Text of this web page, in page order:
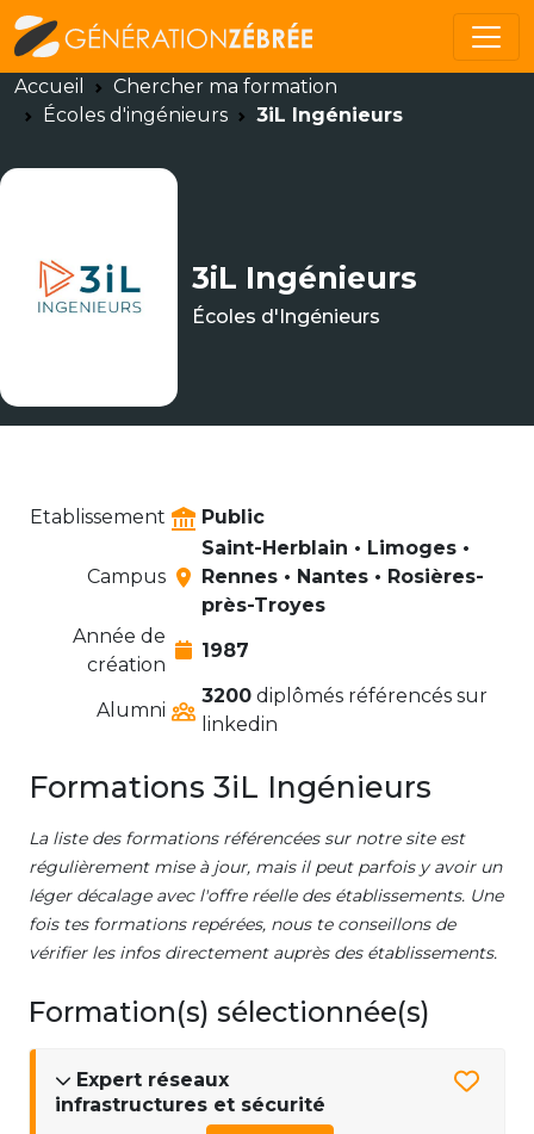
Accueil
Chercher ma formation
Écoles d'ingénieurs
3iL Ingénieurs
3iL Ingénieurs
Écoles d'Ingénieurs
Etablissement Public
Campus
Saint-Herblain • Limoges •
Rennes • Nantes • Rosières-
près-Troyes
Année de
création
1987
Alumni
3200 diplômés référencés sur
linkedin
Formations 3iL Ingénieurs
La liste des formations référencées sur notre site est
régulièrement mise à jour, mais il peut parfois y avoir un
léger décalage avec l'offre réelle des établissements. Une
fois tes formations repérées, nous te conseillons de
vérifier les infos directement auprès des établissements.
Formation(s) sélectionnée(s)
Expert réseaux
infrastructures et sécurité